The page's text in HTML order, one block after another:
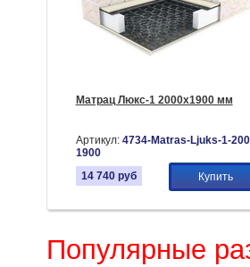
Матрац Люкс-1 2000х1900 мм
Артикул: 4734-Matras-Ljuks-1-
1900
14 740 руб Купить
Популярные